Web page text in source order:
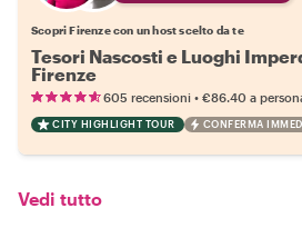
Scopri Firenze con un host scelto da te
Tesori Nascosti e Luoghi
Firenze
605 recensioni • €86.40 a
CITY HIGHLIGHT TOUR CONFERMA
Vedi tutto